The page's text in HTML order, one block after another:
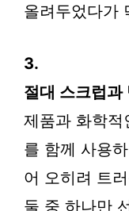
올려두었다가
3.
절대 스크럽과
제품과 화학적
를 함께 사용
어 오히려 트
둘 중 하나만